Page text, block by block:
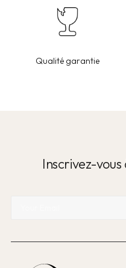
Qualité garantie
Inscrivez-